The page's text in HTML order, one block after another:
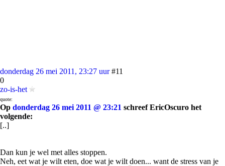
donderdag 26 mei 2011, 23:27 uur #11
0
zo-is-het
quote:
Op donderdag 26 mei 2011 @ 23:21 schreef EricOscuro het
volgende:
[..]
Dan kun je wel met alles stoppen.
Neh, eet wat je wilt eten, doe wat je wilt doen... want de stress van je